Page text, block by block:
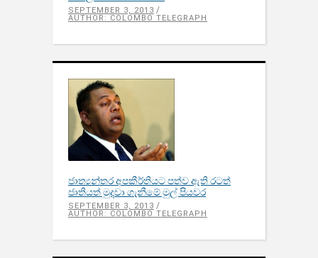
SEPTEMBER 3, 2013
AUTHOR: COLOMBO TELEGRAPH
ජාත්‍යන්තර අපකීර්තියට පත්ව ඇති රටත්
ජාතියත් මුදවා ගැනීමේ මුල් පියවර
SEPTEMBER 3, 2013
AUTHOR: COLOMBO TELEGRAPH